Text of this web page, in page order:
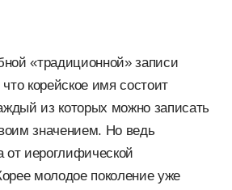
«традиционной» записи
корейское имя состоит
из которых можно записать
значением. Но ведь
от иероглифической
молодое поколение уже